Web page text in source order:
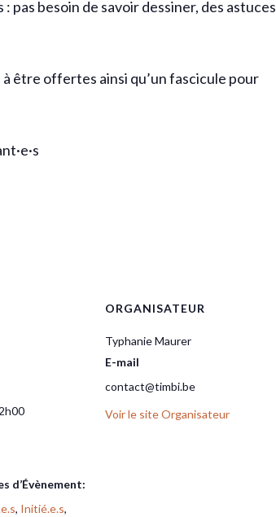
pas besoin de savoir dessiner, des astuces
être offertes ainsi qu’un fascicule pour
d’Évènement:
, Initié.e.s,
ORGANISATEUR
Typhanie Maurer
E-mail
contact@timbi.be
Voir le site Organisateur